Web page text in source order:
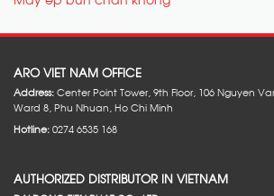
ARO VIET NAM OFFICE
Address:Center Point Tower, 9th Floor, 106 Nguyen
Ward 8, Phu Nhuan, Ho Chi Minh
Hotline:0274 6535 168
AUTHORIZED DISTRIBUTOR IN VIETNAM